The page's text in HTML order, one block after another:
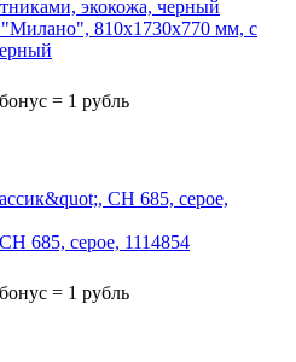
810х1730х770 мм, c
= 1 рубль
685, серое, 1114854
= 1 рубль